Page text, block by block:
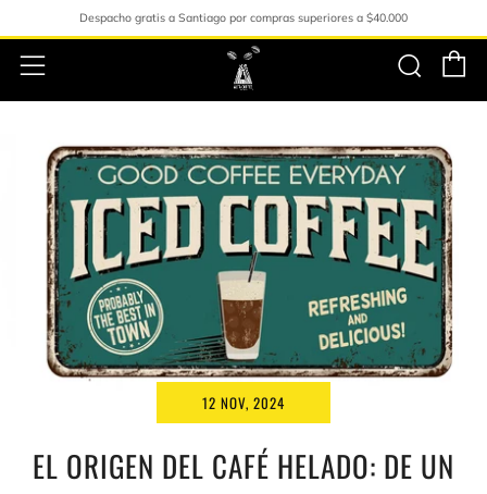
Despacho gratis a Santiago por compras superiores a $40.000
Menú
EL ORIGEN DEL CAFÉ HELADO: DE UN
12 NOV, 2024